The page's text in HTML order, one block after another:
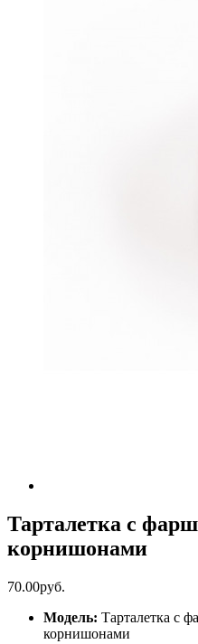
Тарталетка с
корнишонами
70.00руб.
Модель: Тарталетка с
корнишонами